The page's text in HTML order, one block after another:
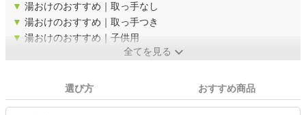
▼ 湯おけのおすすめ｜取っ手なし
▼ 湯おけのおすすめ｜取っ手つき
▼ 湯おけのおすすめ｜子供用
全てを見る
選び方 おすすめ商品